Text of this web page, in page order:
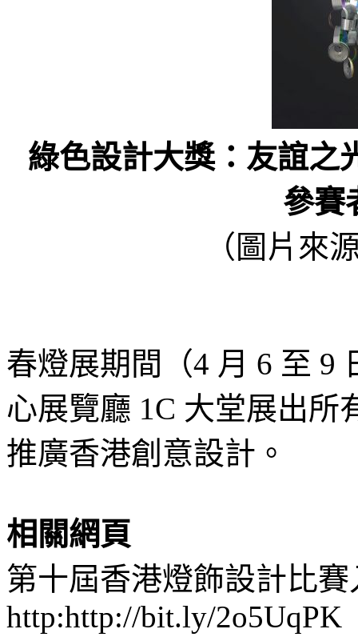
綠色設計大獎：友誼之
參賽
（圖片來
春燈展期間（4 月 6 至 9
心展覽廳 1C 大堂展出所
推廣香港創意設計。
相關網頁
第十屆香港燈飾設計比
http:http://bit.ly/2o5UqPK